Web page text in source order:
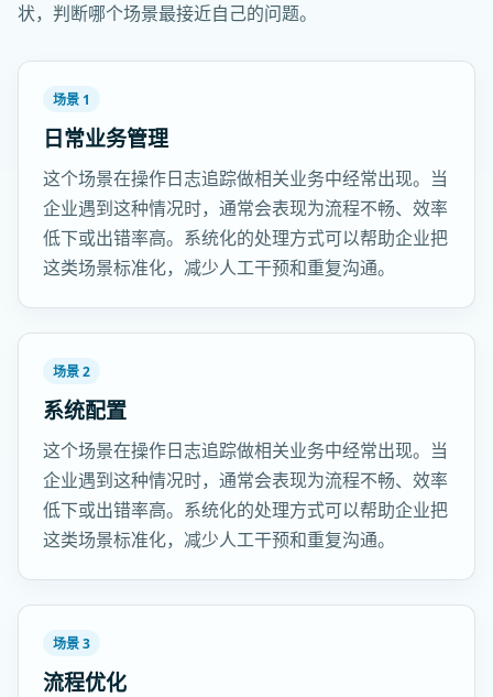
状，判断哪个场景最接近自己的问题。
场景 1
日常业务管理
这个场景在操作日志追踪做相关业务中经常出现。当
企业遇到这种情况时，通常会表现为流程不畅、效率
低下或出错率高。系统化的处理方式可以帮助企业把
这类场景标准化，减少人工干预和重复沟通。
场景 2
系统配置
这个场景在操作日志追踪做相关业务中经常出现。当
企业遇到这种情况时，通常会表现为流程不畅、效率
低下或出错率高。系统化的处理方式可以帮助企业把
这类场景标准化，减少人工干预和重复沟通。
场景 3
流程优化